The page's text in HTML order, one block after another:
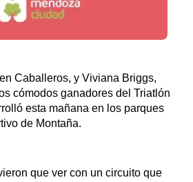
Caballeros, y Viviana Briggs,
cómodos ganadores del Triatlón
esta mañana en los parques
de Montaña.
que ver con un circuito que